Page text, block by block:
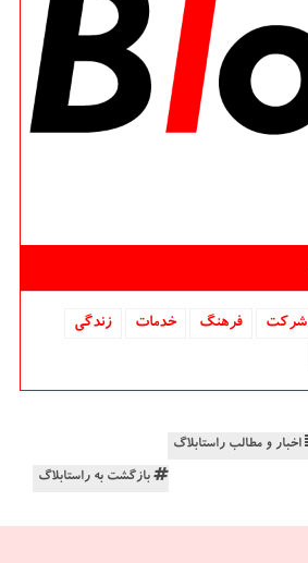
شركت فرهنگ خدمات
زندگی
اخبار و مطالب راستابلاگ
بازگشت به راستابلاگ